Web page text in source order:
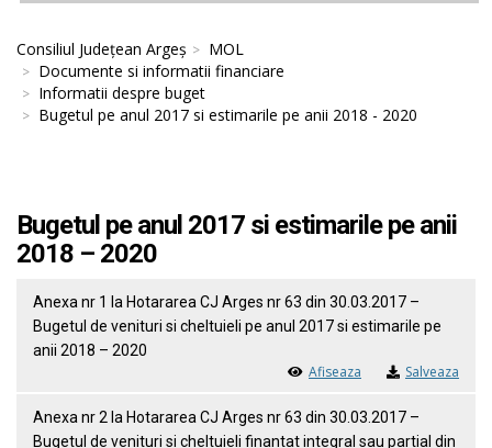
Consiliul Județean Argeș
MOL
Documente si informatii financiare
Informatii despre buget
Bugetul pe anul 2017 si estimarile pe anii 2018 - 2020
Bugetul pe anul 2017 si estimarile pe anii
2018 – 2020
Anexa nr 1 la Hotararea CJ Arges nr 63 din 30.03.2017 –
Bugetul de venituri si cheltuieli pe anul 2017 si estimarile pe
anii 2018 – 2020
Afiseaza Salveaza
Anexa nr 2 la Hotararea CJ Arges nr 63 din 30.03.2017 –
Bugetul de venituri si cheltuieli finantat integral sau partial din